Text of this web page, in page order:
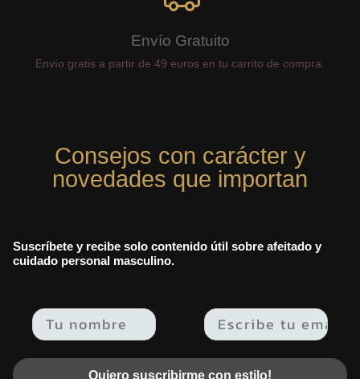
Envío Gratuito
Envío gratis a partir de 49 euros en tu carrito de compra.
Consejos con carácter y
novedades que importan
Suscríbete y recibe solo contenido útil sobre afeitado y
cuidado personal masculino.
Email
Quiero suscribirme con estilo!